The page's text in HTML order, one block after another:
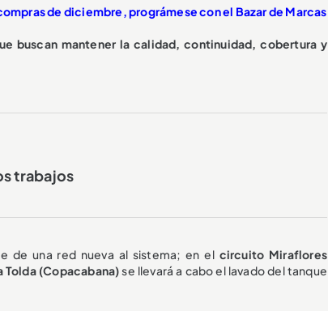
de diciembre, prográmese con el Bazar de Marcas
buscan mantener la calidad, continuidad, cobertura y
trabajos
de una red nueva al sistema; en el circuito Miraflores
Tolda (Copacabana)se llevará a cabo el lavado del tanque